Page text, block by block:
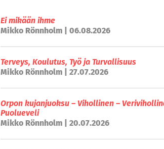
Ei mikään ihme
Mikko Rönnholm | 06.08.2026
Terveys, Koulutus, Työ ja Turvallisuus
Mikko Rönnholm | 27.07.2026
Orpon kujanjuoksu – Vihollinen –
Puolueveli
Mikko Rönnholm | 20.07.2026